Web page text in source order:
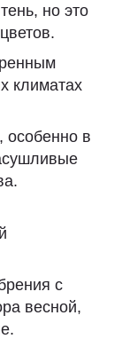
но это
климатах
особенно в
с
весной,